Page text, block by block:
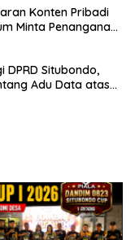
Konten Pribadi
Minta Penanganan
DPRD Situbondo,
Adu Data atas